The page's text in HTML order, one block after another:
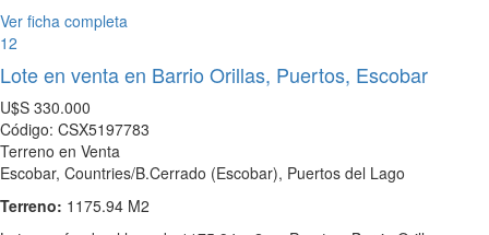
Ver ficha completa
12
Lote en venta en Barrio Orillas, Puertos, Escobar
U$S 330.000
Código: CSX5197783
Terreno en Venta
Escobar, Countries/B.Cerrado (Escobar), Puertos del Lago
Terreno: 1175.94 M2